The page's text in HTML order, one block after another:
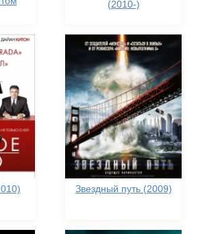
(2010-)
Звездный путь (2009)